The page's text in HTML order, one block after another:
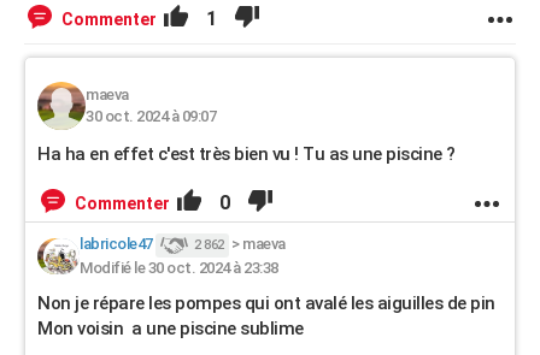
Commenter 1
maeva
30 oct. 2024 à 09:07
Ha ha en effet c'est très bien vu ! Tu as une piscine ?
Commenter 0
labricole47 2 862 > maeva
Modifié le 30 oct. 2024 à 23:38
Non je répare les pompes qui ont avalé les aiguilles de pin
Mon voisin a une piscine sublime